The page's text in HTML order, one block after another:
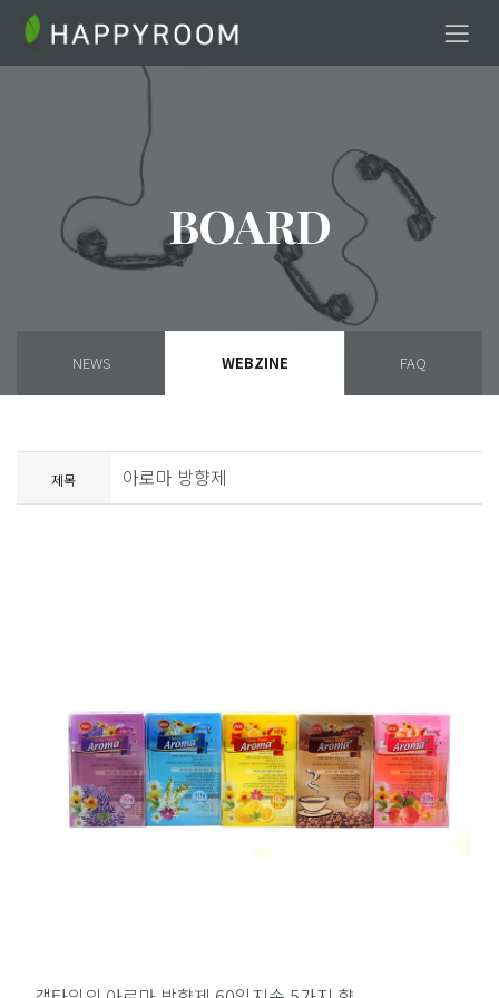
BOARD
NEWS WEBZINE FAQ
제목 아로마 방향제